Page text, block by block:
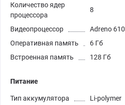
Количество ядер
процессора
8
Видеопроцессор
Adreno 610
Оперативная память
6 Гб
Встроенная память
128 Гб
Питание
Тип аккумулятора
Li-polymer